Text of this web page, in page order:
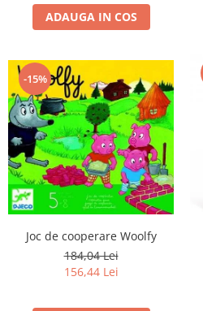
ADAUGA IN COS
-15%
Joc de cooperare Woolfy
184,04 Lei
156,44 Lei